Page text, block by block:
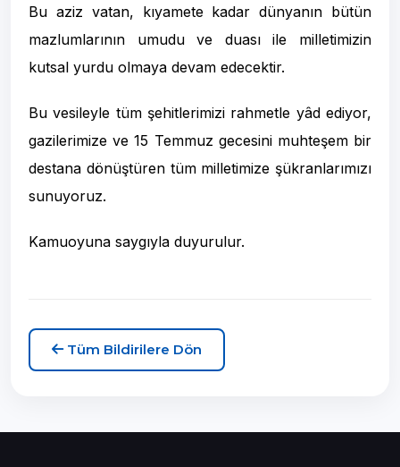
Bu aziz vatan, kıyamete kadar dünyanın bütün
mazlumlarının umudu ve duası ile milletimizin
kutsal yurdu olmaya devam edecektir.
Bu vesileyle tüm şehitlerimizi rahmetle yâd ediyor,
gazilerimize ve 15 Temmuz gecesini muhteşem bir
destana dönüştüren tüm milletimize şükranlarımızı
sunuyoruz.
Kamuoyuna saygıyla duyurulur.
Tüm Bildirilere Dön